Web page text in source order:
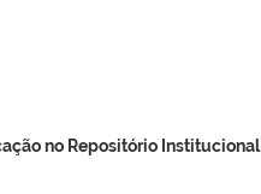
no Repositório Institucional